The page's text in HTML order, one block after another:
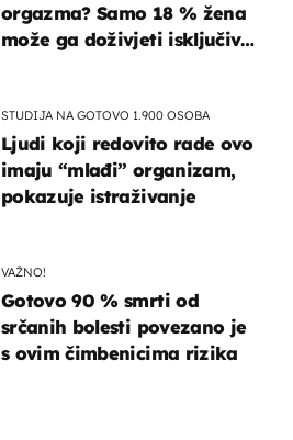
orgazma? Samo 18 % žena
može ga doživjeti isključivo
STUDIJA NA GOTOVO 1.900 OSOBA
Ljudi koji redovito rade ovo
imaju “mlađi” organizam,
pokazuje istraživanje
VAŽNO!
Gotovo 90 % smrti od
srčanih bolesti povezano je
s ovim čimbenicima rizika